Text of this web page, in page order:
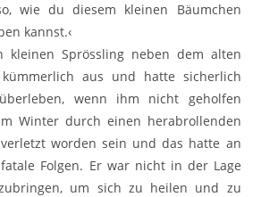
wie du diesem kleinen Bäumchen
kannst.‹
kleinen Sprössling neben dem alten
aus und hatte sicherlich
wenn ihm nicht geholfen
Winter durch einen herabrollenden
worden sein und das hatte an
Folgen. Er war nicht in der Lage
um sich zu heilen und zu